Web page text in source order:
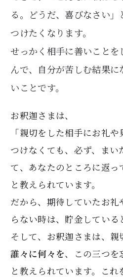
る。どうだ、喜びなさい
つけたくなります。
せっかく相手に善いこと
んで、自分が苦しむ結果
いことです。
お釈迦さまは、
「親切をした相手にお礼
つけなくても、必ず、まい
て、あなたのところに返っ
と教えられています。
だから、期待していたお礼
らない時は、貯金している
そして、お釈迦さまは、親
誰々に何々を、この三つを
と教えられています。これ